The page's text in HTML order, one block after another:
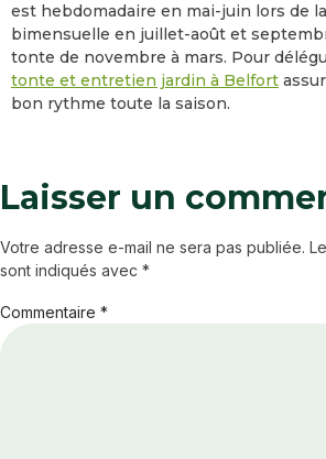
est hebdomadaire en mai-juin lors de
bimensuelle en juillet-août et
tonte de novembre à mars. Pour
tonte et entretien jardin à Belfort
bon rythme toute la saison.
Laisser un
Votre adresse e-mail ne sera pas publiée.
sont indiqués avec *
Commentaire *